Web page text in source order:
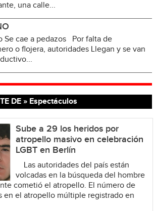
una calle...
Se cae a pedazos Por falta de
o flojera, autoridades Llegan y se van
DE » Espectáculos
Sube a 29 los heridos por
atropello masivo en celebración
LGBT en Berlín
Las autoridades del país están
volcadas en la búsqueda del hombre
cometió el atropello. El número de
en el atropello múltiple registrado en